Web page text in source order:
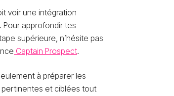
voir une intégration
approfondir tes
supérieure, n’hésite pas
Captain Prospect.
à préparer les
pertinentes et ciblées tout